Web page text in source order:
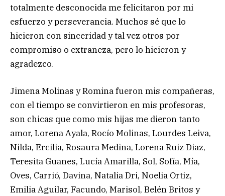
totalmente desconocida me felicitaron por mi
esfuerzo y perseverancia. Muchos sé que lo
hicieron con sinceridad y tal vez otros por
compromiso o extrañeza, pero lo hicieron y
agradezco.
Jimena Molinas y Romina fueron mis compañeras,
con el tiempo se convirtieron en mis profesoras,
son chicas que como mis hijas me dieron tanto
amor, Lorena Ayala, Rocío Molinas, Lourdes Leiva,
Nilda, Ercilia, Rosaura Medina, Lorena Ruiz Diaz,
Teresita Guanes, Lucía Amarilla, Sol, Sofía, Mía,
Oves, Carrió, Davina, Natalia Dri, Noelia Ortiz,
Emilia Aguilar, Facundo, Marisol, Belén Britos y